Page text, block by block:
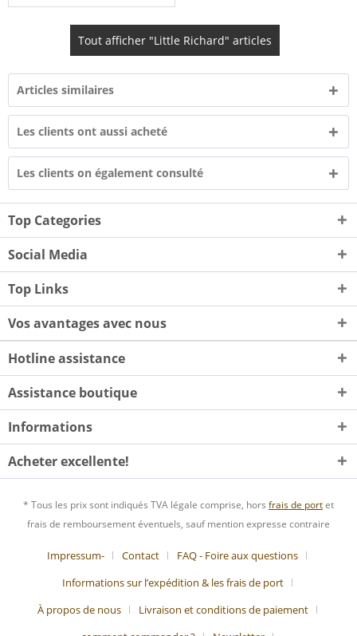
Tout afficher "Little Richard" articles
Articles similaires
Les clients ont aussi acheté
Les clients on également consulté
Top Categories
Social Media
Top Links
Vos avantages avec nous
Hotline assistance
Assistance boutique
Informations
Acheter excellente!
* Tous les prix sont indiqués TVA légale comprise, hors frais de portet
frais de remboursement éventuels, sauf mention expresse contraire
Impressum- Contact
FAQ - Foire aux questions
Informations sur l’expédition & les frais de port
À propos de nous
Livraison et conditions de paiement